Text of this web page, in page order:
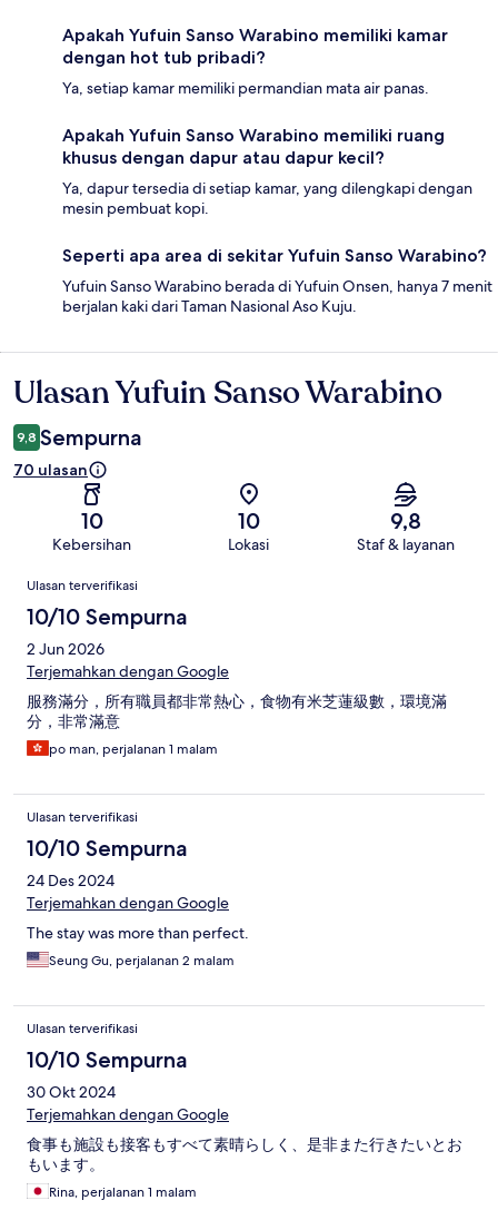
Apakah Yufuin Sanso Warabino memiliki kamar
dengan hot tub pribadi?
Ya, setiap kamar memiliki permandian mata air panas.
Apakah Yufuin Sanso Warabino memiliki ruang
khusus dengan dapur atau dapur kecil?
Ya, dapur tersedia di setiap kamar, yang dilengkapi dengan
mesin pembuat kopi.
Seperti apa area di sekitar Yufuin Sanso Warabino?
Yufuin Sanso Warabino berada di Yufuin Onsen, hanya 7 menit
berjalan kaki dari Taman Nasional Aso Kuju.
Ulasan
Ulasan Yufuin Sanso Warabino
9,8 Sempurna
70 ulasan
10
Kebersihan
10
Lokasi
9,8
Staf & layanan
Ulasan
Ulasan terverifikasi
10/10 Sempurna
2 Jun 2026
Terjemahkan dengan Google
服務滿分，所有職員都非常熱心，食物有米芝蓮級數，環境滿
分，非常滿意
po man, perjalanan 1 malam
Ulasan terverifikasi
10/10 Sempurna
24 Des 2024
Terjemahkan dengan Google
The stay was more than perfect.
Seung Gu, perjalanan 2 malam
Ulasan terverifikasi
10/10 Sempurna
30 Okt 2024
Terjemahkan dengan Google
食事も施設も接客もすべて素晴らしく、是非また行きたいとお
もいます。
Rina, perjalanan 1 malam